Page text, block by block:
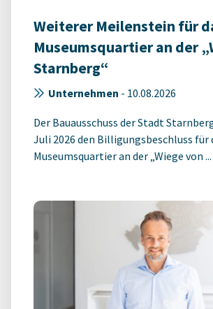
Weiterer Meilenstein für
Museumsquartier an der
Starnberg“
Unternehmen - 10.08.2026
Der Bauausschuss der Stadt
Juli 2026 den Billigungsbeschluss für
Museumsquartier an der „Wiege von ...